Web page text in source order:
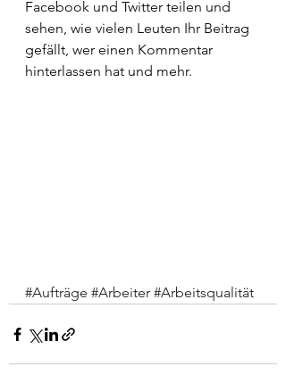
Facebook und Twitter teilen und
sehen, wie vielen Leuten Ihr Beitrag
gefällt, wer einen Kommentar
hinterlassen hat und mehr.
#Aufträge #Arbeiter #Arbeitsqualität